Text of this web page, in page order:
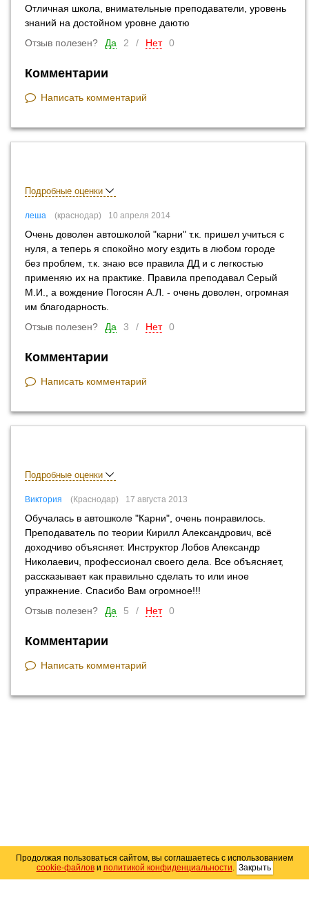
Отличная школа, внимательные преподаватели, уровень
знаний на достойном уровне даютю
Отзыв полезен?
Да 2 / Нет 0
Комментарии
Написать комментарий
Подробные оценки
леша краснодар 10 апреля 2014
Очень доволен автошколой "карни" т.к. пришел учиться с
нуля, а теперь я спокойно могу ездить в любом городе
без проблем, т.к. знаю все правила ДД и с легкостью
применяю их на практике. Правила преподавал Серый
М.И., а вождение Погосян А.Л. - очень доволен, огромная
им благодарность.
Отзыв полезен?
Да 3 / Нет 0
Комментарии
Написать комментарий
Подробные оценки
Виктория Краснодар 17 августа 2013
Обучалась в автошколе "Карни", очень понравилось.
Преподаватель по теории Кирилл Александрович, всё
доходчиво объясняет. Инструктор Лобов Александр
Николаевич, профессионал своего дела. Все объясняет,
рассказывает как правильно сделать то или иное
упражнение. Спасибо Вам огромное!!!
Отзыв полезен?
Да 5 / Нет 0
Комментарии
Написать комментарий
Добавить новый отзыв
Продолжая пользоваться сайтом, вы соглашаетесь с использованием
cookie-файлови политикой конфиденциальности. Закрыть